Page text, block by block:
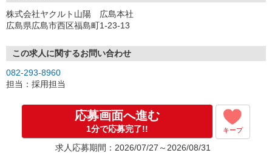
株式会社ヤクルト山陽 広島本社
広島県広島市西区福島町1-23-13
この求人に関するお問い合わせ
082-293-8960
担当：採用担当
応募画面へ進む
1分で応募完了!! キープ
求人応募期間：2026/07/27～2026/08/31